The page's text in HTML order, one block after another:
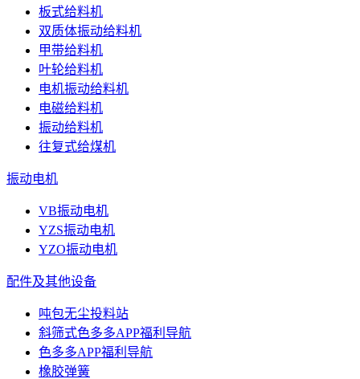
板式给料机
双质体振动给料机
甲带给料机
叶轮给料机
电机振动给料机
电磁给料机
振动给料机
往复式给煤机
振动电机
VB振动电机
YZS振动电机
YZO振动电机
配件及其他设备
吨包无尘投料站
斜筛式色多多APP福利导航
色多多APP福利导航
橡胶弹簧